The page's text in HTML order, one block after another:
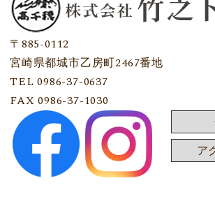
〒885-0112
宮崎県都城市乙房町2467番地
TEL 0986-37-0637
FAX 0986-37-1030
ア